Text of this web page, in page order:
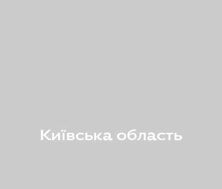
Київська область